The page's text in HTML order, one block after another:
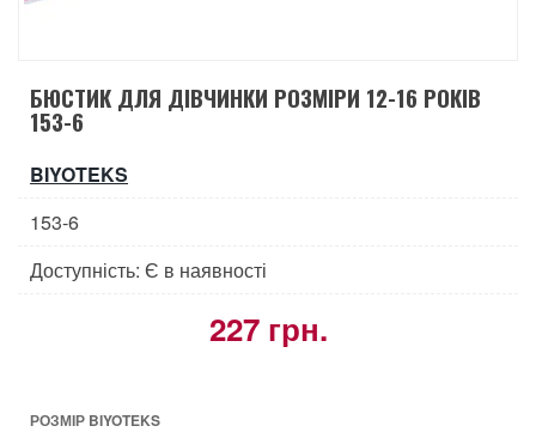
БЮСТИК ДЛЯ ДІВЧИНКИ РОЗМІРИ 12-16 РОКІВ
153-6
BIYOTEKS
153-6
Доступність: Є в наявності
227 грн.
РОЗМІР BIYOTEKS